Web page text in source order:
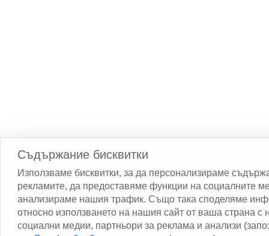
Съдържание бисквитки
Използваме бисквитки, за да персонализираме
рекламите, да предоставяме функции на социалните
анализираме нашия трафик. Също така споделяме
относно използването на нашия сайт от ваша страна с
социални медии, партньори за реклама и анализи